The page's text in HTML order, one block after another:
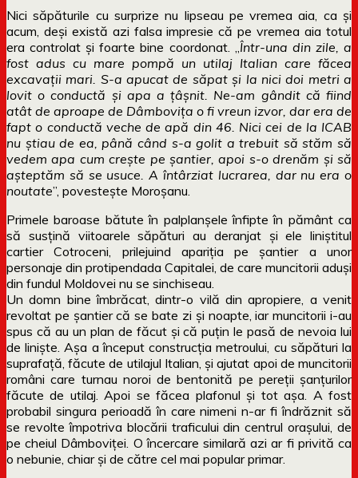
Nici săpăturile cu surprize nu lipseau pe vremea aia, ca şi
acum, deşi există azi falsa impresie că pe vremea aia totul
era controlat şi foarte bine coordonat. „ Într-una din zile, a
fost adus cu mare pompă un utilaj Italian care făcea
excavaţii mari. S-a apucat de săpat şi la nici doi metri a
lovit o conductă şi apa a ţâşnit. Ne-am gândit că fiind
atât de aproape de Dâmboviţa o fi vreun izvor, dar era de
fapt o conductă veche de apă din 46. Nici cei de la ICAB
nu ştiau de ea, până când s-a golit a trebuit să stăm să
vedem apa cum creşte pe şantier, apoi s-o drenăm şi să
aşteptăm să se usuce. A întârziat lucrarea, dar nu era o
noutate”, povesteşte Moroşanu.
Primele baroase bătute în palplanşele înfipte în pământ ca
să susţină viitoarele săpături au deranjat şi ele liniştitul
cartier Cotroceni, prilejuind apariţia pe şantier a unor
personaje din protipendada Capitalei, de care muncitorii aduşi
din fundul Moldovei nu se sinchiseau.
Un domn bine îmbrăcat, dintr-o vilă din apropiere, a venit
revoltat pe şantier că se bate zi şi noapte, iar muncitorii i-au
spus că au un plan de făcut şi că puţin le pasă de nevoia lui
de linişte. Aşa a început construcţia metroului, cu săpături la
suprafaţă, făcute de utilajul Italian, şi ajutat apoi de muncitorii
români care turnau noroi de bentonită pe pereţii şanţurilor
făcute de utilaj. Apoi se făcea plafonul şi tot aşa. A fost
probabil singura perioadă în care nimeni n-ar fi îndrăznit să
se revolte împotriva blocării traficului din centrul oraşului, de
pe cheiul Dâmboviţei. O încercare similară azi ar fi privită ca
o nebunie, chiar şi de către cel mai popular primar.